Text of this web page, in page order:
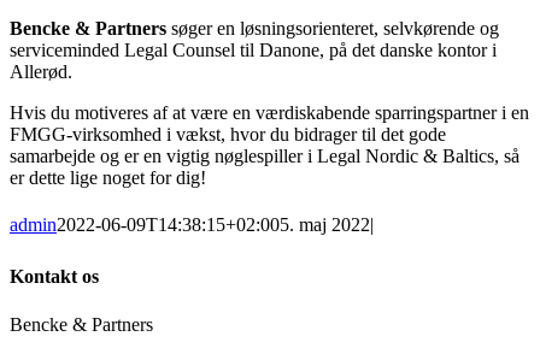
Bencke & Partners søger en løsningsorienteret, selvkørende og
serviceminded Legal Counsel til Danone, på det danske kontor i
Allerød.
Hvis du motiveres af at være en værdiskabende sparringspartner i en
FMGG-virksomhed i vækst, hvor du bidrager til det gode
samarbejde og er en vigtig nøglespiller i Legal Nordic & Baltics, så
er dette lige noget for dig!
admin2022-06-09T14:38:15+02:005. maj 2022|
Kontakt os
Bencke & Partners